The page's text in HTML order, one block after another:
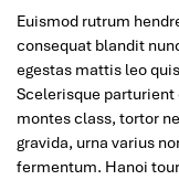
Euismod rutrum
consequat blandit
egestas mattis leo
Scelerisque
montes class, tortor
gravida, urna varius
fermentum. Hanoi